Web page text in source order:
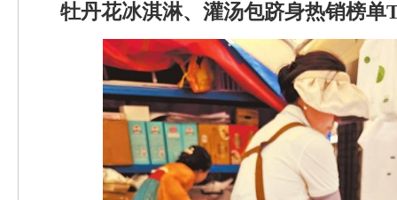
牡丹花冰淇淋、灌汤包跻身热销榜单